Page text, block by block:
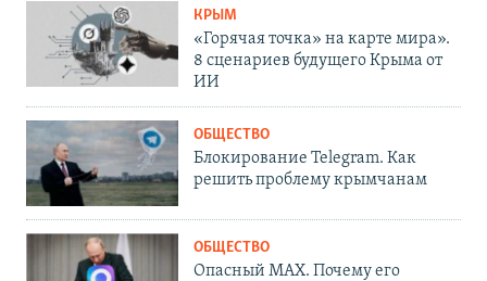
КРЫМ
«Горячая точка» на карте мира».
8 сценариев будущего Крыма от
ИИ
ОБЩЕСТВО
Блокирование Telegram. Как
решить проблему крымчанам
ОБЩЕСТВО
Опасный MAX. Почему его